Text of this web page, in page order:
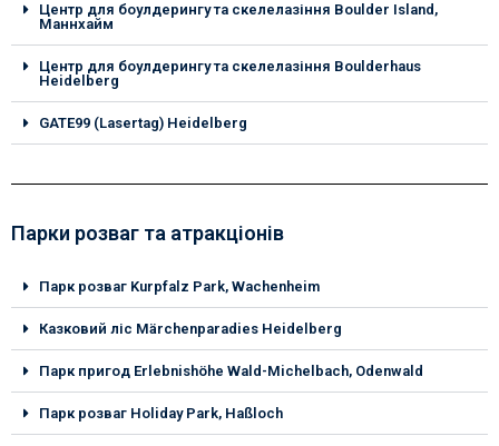
Центр для боулдерингу та скелелазіння Boulder Island,
Маннхайм
Центр для боулдерингу та скелелазіння Boulderhaus
Heidelberg
GATE99 (Lasertag) Heidelberg
Парки розваг та атракціонів
Парк розваг Kurpfalz Park, Wachenheim
Казковий ліс Märchenparadies Heidelberg
Парк пригод Erlebnishöhe Wald-Michelbach, Odenwald
Парк розваг Holiday Park, Haßloch